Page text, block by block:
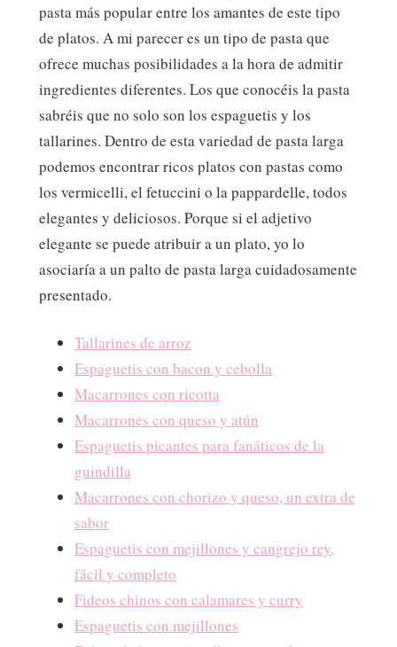
pasta más popular entre los amantes de este tipo
de platos. A mi parecer es un tipo de pasta que
ofrece muchas posibilidades a la hora de admitir
ingredientes diferentes. Los que conocéis la pasta
sabréis que no solo son los espaguetis y los
tallarines. Dentro de esta variedad de pasta larga
podemos encontrar ricos platos con pastas como
los vermicelli, el fetuccini o la pappardelle, todos
elegantes y deliciosos. Porque si el adjetivo
elegante se puede atribuir a un plato, yo lo
asociaría a un palto de pasta larga cuidadosamente
presentado.
Tallarines de arroz
Espaguetis con bacon y cebolla
Macarrones con ricotta
Macarrones con queso y atún
Espaguetis picantes para fanáticos de la
guindilla
Macarrones con chorizo y queso, un extra de
sabor
Espaguetis con mejillones y cangrejo rey,
fácil y completo
Fideos chinos con calamares y curry
Espaguetis con mejillones